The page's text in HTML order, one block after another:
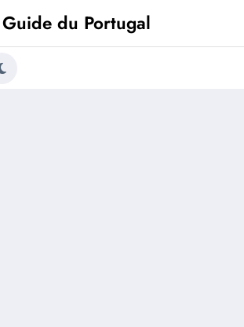
du Portugal